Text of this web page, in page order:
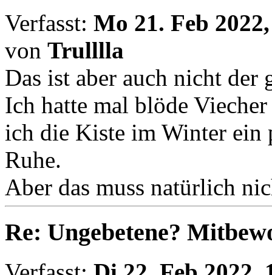
Verfasst: Mo 21. Feb
von Trulllla
Das ist aber auch nicht
Ich hatte mal blöde
ich die Kiste im Winter ein
Ruhe.
Aber das muss natürlich
Re: Ungebetene?